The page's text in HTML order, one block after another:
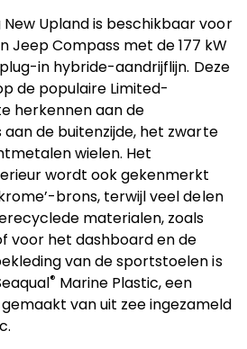
Upland is beschikbaar voor
Jeep Compass met de 177 kW
in hybride-aandrijflijn. Deze
de populaire Limited-
herkennen aan de
de buitenzijde, het zwarte
wielen. Het
wordt ook gekenmerkt
brons, terwijl veel delen
materialen, zoals
voor het dashboard en de
van de sportstoelen is
® Marine Plastic, een
van uit zee ingezameld